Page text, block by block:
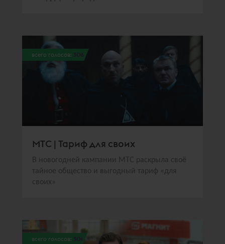
всего голосов: 306
МТС | Тариф для своих
В новогодней кампании МТС раскрыла своё
тайное общество и выгодный тариф «для
своих»
всего голосов: 301